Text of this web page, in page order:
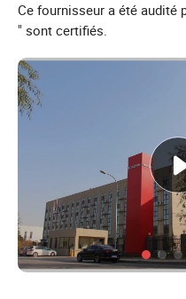
Ce fournisseur a été audité
" sont certifiés.